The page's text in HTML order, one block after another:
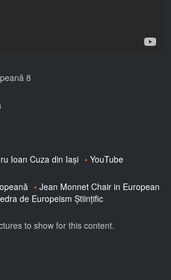
8
Ioan Cuza din Iași
YouTube
Jean Monnet Chair in European
de Europeism Științific
to show for this content.